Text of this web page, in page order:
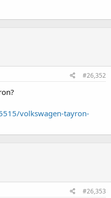
#26,352
volkswagen-tayron-
#26,353